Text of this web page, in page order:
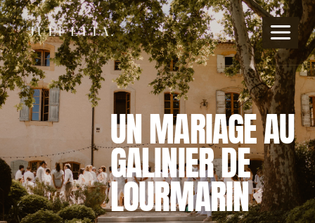
Aller
au
contenu
UN MARIAGE AU
GALINIER DE
LOURMARIN